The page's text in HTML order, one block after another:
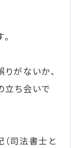
がないか、
立ち会いで
（司法書士と